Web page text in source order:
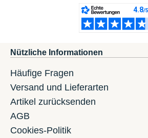
Nützliche Informationen
Häufige Fragen
Versand und Lieferarten
Artikel zurücksenden
AGB
Cookies-Politik